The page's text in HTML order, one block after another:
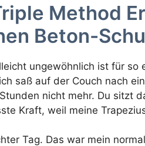
Method
Beton-
ungewöhnlich ist für so
saß auf der Couch nach
nicht mehr. Du sitzt
Kraft, weil meine
Tag. Das war mein